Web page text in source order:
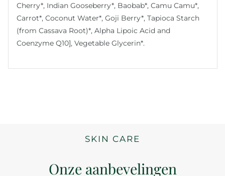
Cherry*, Indian Gooseberry*, Baobab*, Camu Camu*,
Carrot*, Coconut Water*, Goji Berry*, Tapioca Starch
(from Cassava Root)*, Alpha Lipoic Acid and
Coenzyme Q10], Vegetable Glycerin*.
SKIN CARE
Onze aanbevelingen